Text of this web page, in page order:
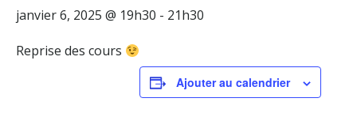
janvier 6, 2025 @ 19h30 - 21h30
Reprise des cours
Ajouter au calendrier